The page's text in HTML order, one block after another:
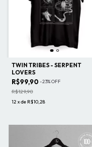
TWIN TRIBES - SERPENT
LOVERS
R$99,90 -23%OFF
R$129,90
12 xde R$10,28